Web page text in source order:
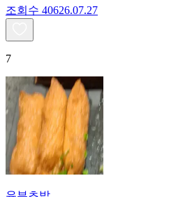
조회수 40626.07.27
7